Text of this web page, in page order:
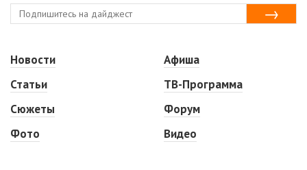
Новости
Статьи
Сюжеты
Фото
Афиша
ТВ-Программа
Форум
Видео